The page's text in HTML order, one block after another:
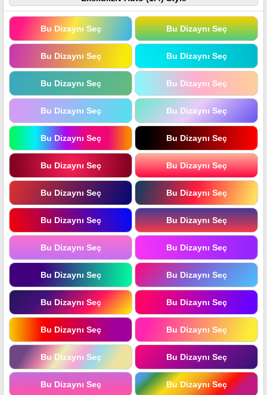
Bu Dizaynı Seç Bu Dizaynı Seç
Bu Dizaynı Seç Bu Dizaynı Seç
Bu Dizaynı Seç Bu Dizaynı Seç
Bu Dizaynı Seç Bu Dizaynı Seç
Bu Dizaynı Seç Bu Dizaynı Seç
Bu Dizaynı Seç Bu Dizaynı Seç
Bu Dizaynı Seç Bu Dizaynı Seç
Bu Dizaynı Seç Bu Dizaynı Seç
Bu Dizaynı Seç Bu Dizaynı Seç
Bu Dizaynı Seç Bu Dizaynı Seç
Bu Dizaynı Seç Bu Dizaynı Seç
Bu Dizaynı Seç Bu Dizaynı Seç
Bu Dizaynı Seç Bu Dizaynı Seç
Bu Dizaynı Seç Bu Dizaynı Seç